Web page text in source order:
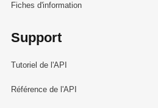
Fiches d'information
Support
Tutoriel de l'API
Référence de l'API